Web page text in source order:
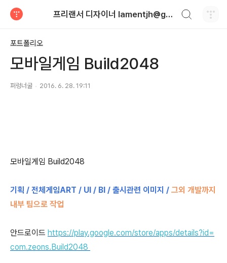
프리랜서 디자이너 lamentjh@gmail.com
포트폴리오
모바일게임 Build2048
퍼렁너굴 2016. 6. 28. 19:11
모바일게임 Build2048
기획 / 전체게임ART / UI / BI / 출시관련 이미지 / 그외 개발까지
내부 팀으로 작업
안드로이드 https://play.google.com/store/apps/details?id=
com.zeons.Build2048